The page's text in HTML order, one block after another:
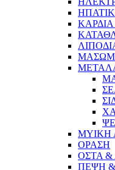
ΜΥΙΚΗ
ΟΡΑΣΗ
ΟΣΤΑ &
ΠΕΨΗ &